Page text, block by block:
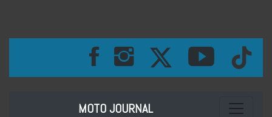
MOTO JOURNAL Toggle